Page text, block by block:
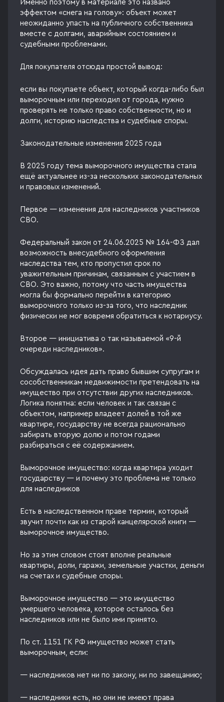
Именно поэтому в материале это названо
эффектом «снега на голову»: объект может
неожиданно упасть на публичного собственника
вместе с долгами, аварийным состоянием и
судебными проблемами.
Для покупателя отсюда простой вывод:
если вы покупаете объект, который когда-либо был
выморочным или переходил от города, нужно
проверять не только право собственности, но и
долги, историю наследства и судебные споры.
Законодательные изменения 2025 года
В 2025 году тема выморочного имущества стала
ещё актуальнее из-за нескольких законодательных
и правовых изменений.
Первое — изменения для наследников участников
СВО.
Федеральный закон от 24.06.2025 № 164-ФЗ дал
возможность внесудебного оформления
наследства тем, кто пропустил срок по
уважительным причинам, связанным с участием в
СВО. Это важно, потому что часть имущества
могла бы формально перейти в категорию
выморочного только из-за того, что наследник
физически не мог вовремя обратиться к нотариусу.
Второе — инициатива о так называемой «9-й
очереди наследников».
Обсуждалась идея дать право бывшим супругам и
сособственникам недвижимости претендовать на
имущество при отсутствии других наследников.
Логика понятна: если человек и так связан с
объектом, например владеет долей в той же
квартире, государству не всегда рационально
забирать вторую долю и потом годами
разбираться с её содержанием.
Выморочное имущество: когда квартира уходит
государству — и почему это проблема не только
для наследников
Есть в наследственном праве термин, который
звучит почти как из старой канцелярской книги —
выморочное имущество.
Но за этим словом стоят вполне реальные
квартиры, доли, гаражи, земельные участки, деньги
на счетах и судебные споры.
Выморочное имущество — это имущество
умершего человека, которое осталось без
наследников или не было ими принято.
По ст. 1151 ГК РФ имущество может стать
выморочным, если:
— наследников нет ни по закону, ни по завещанию;
— наследники есть, но они не имеют права